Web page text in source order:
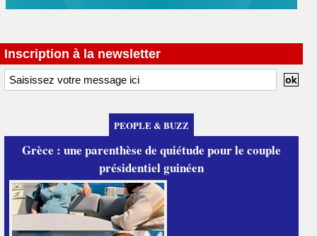
Inscription à la newsletter
PEOPLE & BUZZ
Grèce : une parenthèse de quiétude pour le couple
présidentiel guinéen